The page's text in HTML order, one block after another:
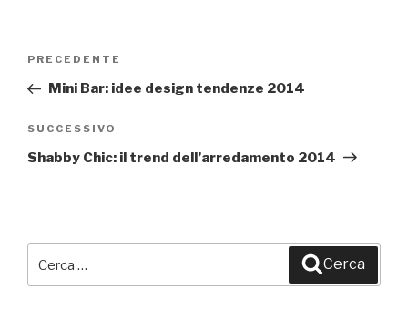
Navigazione
Articolo
precedente:
PRECEDENTE
Mini Bar: idee design tendenze 2014
Articolo
successivo
SUCCESSIVO
Shabby Chic: il trend dell’arredamento 2014
Cerca